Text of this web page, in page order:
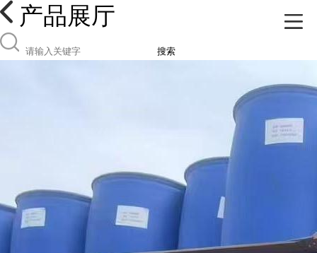
产品展厅
搜索